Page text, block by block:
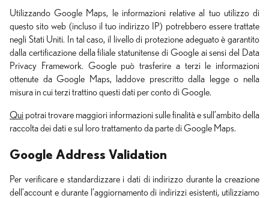
Utilizzando Google Maps, le informazioni relative al tuo utilizzo di
questo sito web (incluso il tuo indirizzo IP) potrebbero essere trattate
negli Stati Uniti. In tal caso, il livello di protezione adeguato è garantito
dalla certificazione della filiale statunitense di Google ai sensi del Data
Privacy Framework. Google può trasferire a terzi le informazioni
ottenute da Google Maps, laddove prescritto dalla legge o nella
misura in cui terzi trattino questi dati per conto di Google.
Qui potrai trovare maggiori informazioni sulle finalità e sull’ambito della
raccolta dei dati e sul loro trattamento da parte di Google Maps.
Google Address Validation
Per verificare e standardizzare i dati di indirizzo durante la creazione
dell’account e durante l’aggiornamento di indirizzi esistenti, utilizziamo